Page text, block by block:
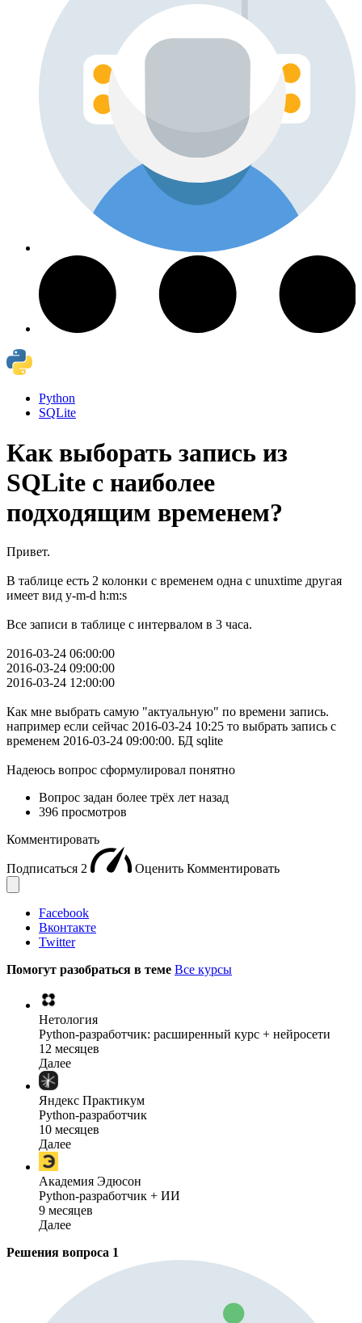
Python
SQLite
Как выборать запись из
SQLite с наиболее
подходящим временем?
Привет.
В таблице есть 2 колонки с временем одна с unuxtime другая
имеет вид y-m-d h:m:s
Все записи в таблице с интервалом в 3 часа.
2016-03-24 06:00:00
2016-03-24 09:00:00
2016-03-24 12:00:00
Как мне выбрать самую "актуальную" по времени запись.
например если сейчас 2016-03-24 10:25 то выбрать запись с
временем 2016-03-24 09:00:00. БД sqlite
Надеюсь вопрос сформулировал понятно
Вопрос задан более трёх лет назад
396 просмотров
Комментировать
Подписаться 2 Оценить Комментировать
Facebook
Вконтакте
Twitter
Помогут разобраться в теме Все курсы
Нетология
Python-разработчик: расширенный курс + нейросети
12 месяцев
Далее
Яндекс Практикум
Python-разработчик
10 месяцев
Далее
Академия Эдюсон
Python-разработчик + ИИ
9 месяцев
Далее
Решения вопроса 1